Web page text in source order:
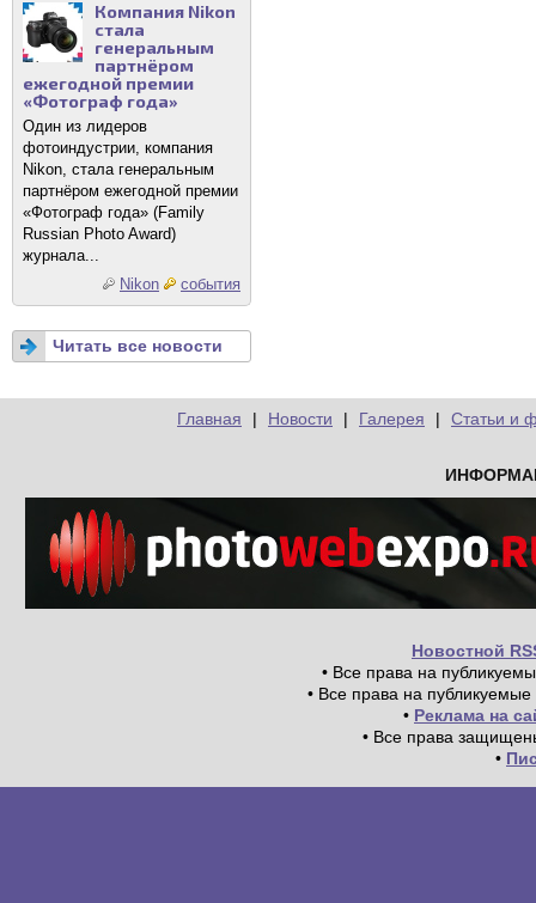
Компания Nikon
стала
генеральным
партнёром
ежегодной премии
«Фотограф года»
Один из лидеров
фотоиндустрии, компания
Nikon, стала генеральным
партнёром ежегодной премии
«Фотограф года» (Family
Russian Photo Award)
журнала...
Nikon
события
Читать все новости
Главная | Новости | Галерея | Статьи и
Новостной
• Все права на
• Все права на
• Реклама на
• Все права
•